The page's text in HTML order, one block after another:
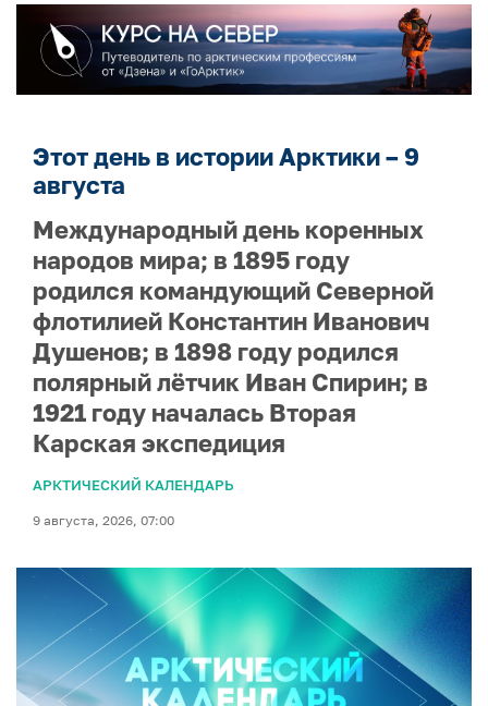
Этот день в истории Арктики – 9
августа
Международный день коренных
народов мира; в 1895 году
родился командующий Северной
флотилией Константин Иванович
Душенов; в 1898 году родился
полярный лётчик Иван Спирин; в
1921 году началась Вторая
Карская экспедиция
АРКТИЧЕСКИЙ КАЛЕНДАРЬ
9 августа, 2026, 07:00